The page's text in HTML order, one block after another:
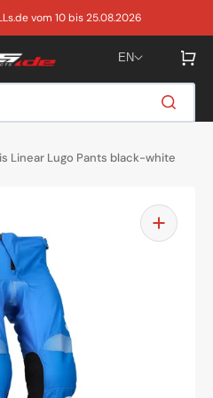
vom 10 bis 25.08.2026
EN Cart
Linear Lugo Pants black-white
Open
featured